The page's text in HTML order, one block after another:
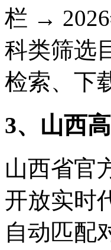
栏 →
科类筛选
检索、下
3、山西
山西省官
开放实时
自动匹配